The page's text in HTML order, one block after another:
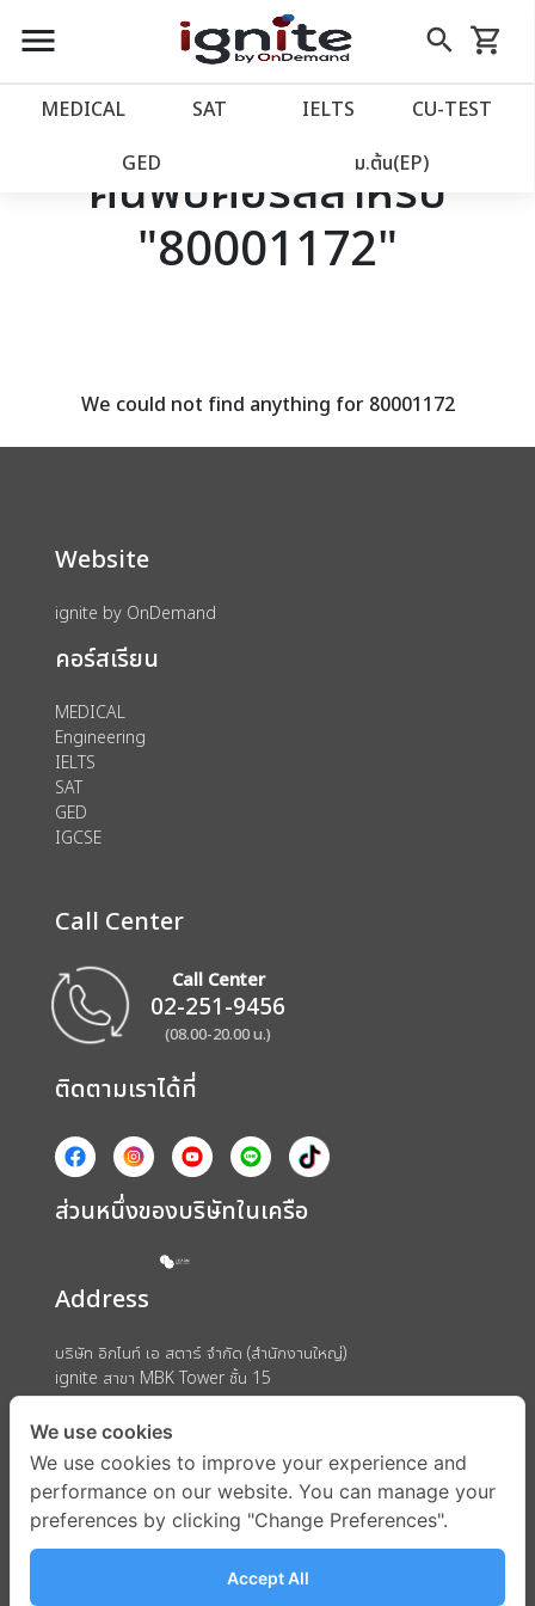
close
account_balance หน้าแรก
เว็บไซต์อิกไนท์
โปรโมชั่น
assignment ลงทะเบียน
menu search
Skip
to
shopping_cart
รถเข็น
MEDICAL SAT IELTS CU‑TEST
GED ม.ต้น(EP)
ค้นพบคอร์สสำหรับ
"80001172"
We could not find anything for 80001172
Website
ignite by OnDemand
คอร์สเรียน
MEDICAL
Engineering
IELTS
SAT
GED
IGCSE
Call Center
Call Center
02-251-9456
(08.00-20.00 น.)
ติดตามเราได้ที่
ส่วนหนึ่งของบริษัทในเครือ
Address
บริษัท อิกไนท์ เอ สตาร์ จำกัด (สำนักงานใหญ่)
ignite สาขา MBK Tower ชั้น 15
ถนนพญาไท แขวงวังใหม่ เขตปทุมวัน กรุงเทพมหานคร 10330
We use cookies
We use cookies to improve your experience and
performance on our website. You can manage your
preferences by clicking "Change Preferences".
Accept All